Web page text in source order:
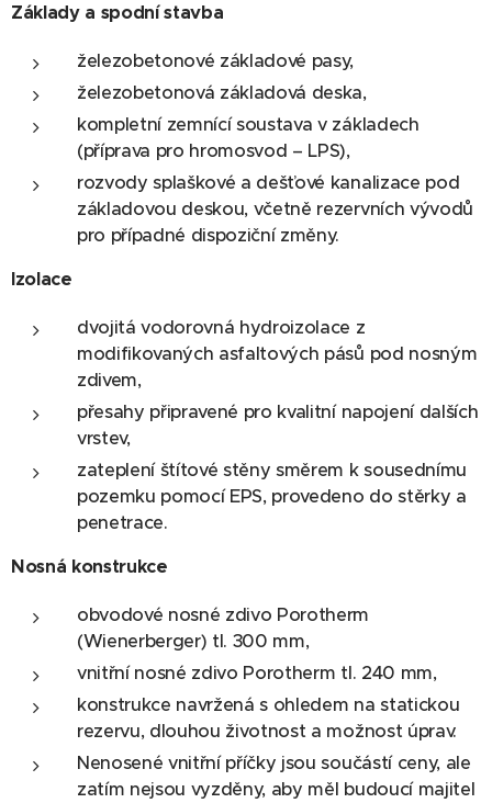
Základy a spodní stavba
železobetonové základové pasy,
železobetonová základová deska,
kompletní zemnící soustava v základech
(příprava pro hromosvod – LPS),
rozvody splaškové a dešťové kanalizace pod
základovou deskou, včetně rezervních vývodů
pro případné dispoziční změny.
Izolace
dvojitá vodorovná hydroizolace z
modifikovaných asfaltových pásů pod nosným
zdivem,
přesahy připravené pro kvalitní napojení dalších
vrstev,
zateplení štítové stěny směrem k sousednímu
pozemku pomocí EPS, provedeno do stěrky a
penetrace.
Nosná konstrukce
obvodové nosné zdivo Porotherm
(Wienerberger) tl. 300 mm,
vnitřní nosné zdivo Porotherm tl. 240 mm,
konstrukce navržená s ohledem na statickou
rezervu, dlouhou životnost a možnost úprav.
Nenosené vnitřní příčky jsou součástí ceny, ale
zatím nejsou vyzděny, aby měl budoucí majitel